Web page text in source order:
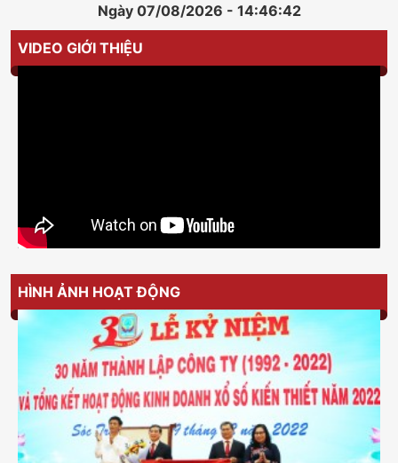
Ngày 07/08/2026 - 14:46:42
VIDEO GIỚI THIỆU
HÌNH ẢNH HOẠT ĐỘNG